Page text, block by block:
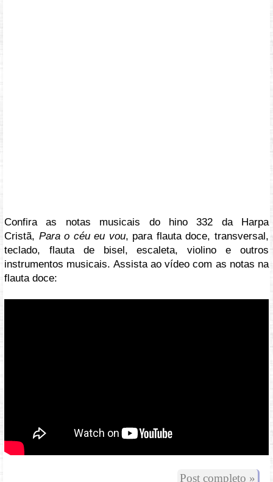
Confira as notas musicais do hino 332 da Harpa
Cristã, Para o céu eu vou, para flauta doce, transversal,
teclado, flauta de bisel, escaleta, violino e outros
instrumentos musicais. Assista ao vídeo com as notas na
flauta doce:
Post completo »